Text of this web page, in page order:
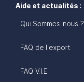
Aide et actualités :
Qui Sommes-nous ?
FAQ de l'export
FAQ V.I.E